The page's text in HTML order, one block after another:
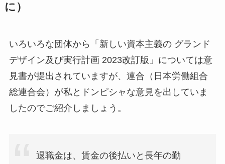
に）
いろいろな団体から「新しい資本主義の グランド
デザイン及び実行計画 2023改訂版」については意
見書が提出されていますが、連合（日本労働組合
総連合会）が私とドンピシャな意見を出していま
したのでご紹介しましょう。
退職金は、賃金の後払いと長年の勤